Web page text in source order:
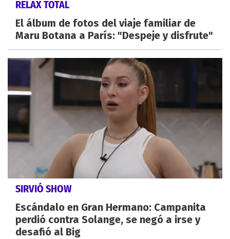
RELAX TOTAL
El álbum de fotos del viaje familiar de
Maru Botana a París: "Despeje y disfrute"
SIRVIÓ SHOW
Escándalo en Gran Hermano: Campanita
perdió contra Solange, se negó a irse y
desafió al Big